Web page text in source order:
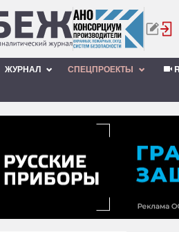
ЖУРНАЛ СПЕЦПРОЕКТЫ